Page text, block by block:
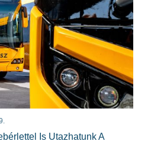
Is Utazhatunk A